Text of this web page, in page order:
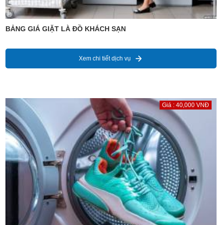
BẢNG GIÁ GIẶT LÀ ĐỒ KHÁCH SẠN
Xem chi tiết dịch vụ
Giá : 40,000 VNĐ